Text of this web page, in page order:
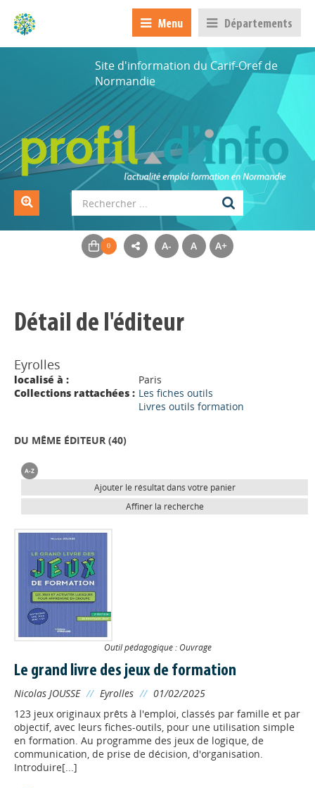
Menu Départements
Site d'information du Carif-Oref de
Normandie
A- A A+
Détail de l'éditeur
Eyrolles
localisé à :
Paris
Collections rattachées : Les fiches outils
Livres outils formation
DU MÊME ÉDITEUR (40)
Ajouter le résultat dans votre panier
Affiner la recherche
Outil pédagogique : Ouvrage
Le grand livre des jeux de formation
Nicolas JOUSSE // Eyrolles // 01/02/2025
123 jeux originaux prêts à l'emploi, classés par famille et par
objectif, avec leurs fiches-outils, pour une utilisation simple
en formation. Au programme des jeux de logique, de
communication, de prise de décision, d'organisation.
Introduire[...]